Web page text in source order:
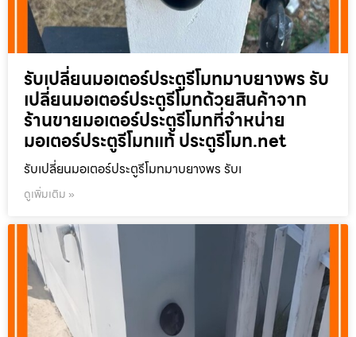
รับเปลี่ยนมอเตอร์ประตูรีโมทมาบยางพร รับ
เปลี่ยนมอเตอร์ประตูรีโมทด้วยสินค้าจาก
ร้านขายมอเตอร์ประตูรีโมทที่จำหน่าย
มอเตอร์ประตูรีโมทแท้ ประตูรีโมท.net
รับเปลี่ยนมอเตอร์ประตูรีโมทมาบยางพร รับเ
ดูเพิ่มเติม »